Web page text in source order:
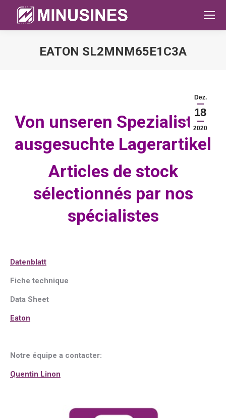
EATON SL2MNM65E1C3A
Dez.
18
2020
Von unseren Spezialisten
ausgesuchte Lagerartikel
Articles de stock
sélectionnés par nos
spécialistes
Datenblatt
Fiche technique
Data Sheet
Eaton
Notre équipe a contacter:
Quentin Linon